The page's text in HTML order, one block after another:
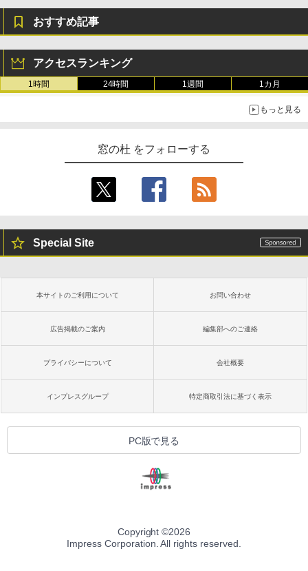
おすすめ記事
アクセスランキング
1時間 24時間 1週間 1カ月
もっと見る
窓の杜 をフォローする
Special Site
本サイトのご利用について お問い合わせ
広告掲載のご案内 編集部へのご連絡
プライバシーについて 会社概要
インプレスグループ 特定商取引法に基づく表示
PC版で見る
Copyright ©2026
Impress Corporation. All rights reserved.